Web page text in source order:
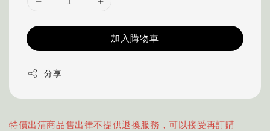
加入購物車
分享
特價出清商品售出律不提供退換服務，可以接受再訂購